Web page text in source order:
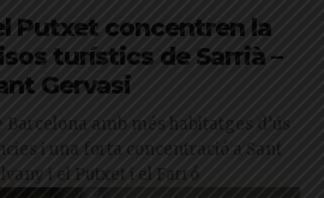
Putxet concentren la
turístics de Sarrià –
Gervasi
amb més habitatges d’ús
i una forta concentració a Sant
i el Putxet i el Farró